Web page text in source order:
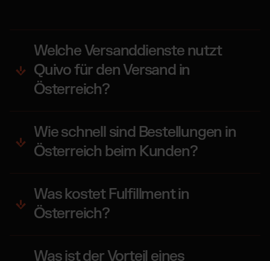
Welche Versanddienste nutzt
Quivo für den Versand in
Österreich?
Wie schnell sind Bestellungen in
Österreich beim Kunden?
Was kostet Fulfillment in
Österreich?
Was ist der Vorteil eines